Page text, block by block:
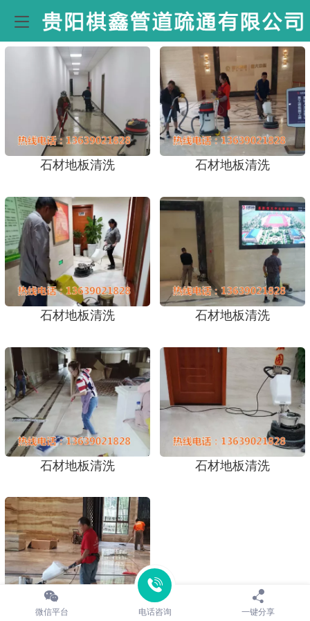
石材地板清洗 石材地板清洗
石材地板清洗 石材地板清洗
石材地板清洗 石材地板清洗
石材地板清洗
微信平台 电话咨询 一键分享